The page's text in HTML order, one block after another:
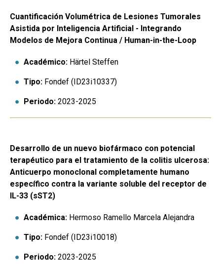
Cuantificación Volumétrica de Lesiones Tumorales
Asistida por Inteligencia Artificial - Integrando
Modelos de Mejora Continua / Human-in-the-Loop
Académico: Härtel Steffen
Tipo: Fondef (ID23i10337)
Periodo: 2023-2025
Desarrollo de un nuevo biofármaco con potencial
terapéutico para el tratamiento de la colitis ulcerosa:
Anticuerpo monoclonal completamente humano
específico contra la variante soluble del receptor de
IL-33 (sST2)
Académica: Hermoso Ramello Marcela Alejandra
Tipo: Fondef (ID23i10018)
Periodo: 2023-2025